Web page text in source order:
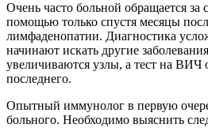
Очень часто больной обращается за
помощью только спустя месяцы
лимфаденопатии. Диагностика
начинают искать другие
увеличиваются узлы, а тест на ВИЧ
последнего.
Опытный иммунолог в первую
больного. Необходимо выяснить